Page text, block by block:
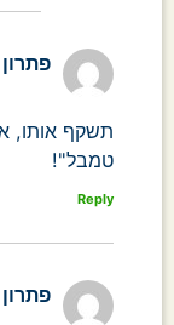
תשקף אותו,
טמבל"!
Reply